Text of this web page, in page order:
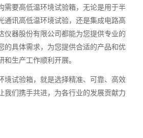
需要高低温环境试验箱，无论是用于半
通讯高低温环境试验，还是集成电路高
仪器股份有限公司都能为您提供专业的
的具体需求，为您提供合适的产品和优
生产工作顺利开展。
境试验箱，就是选择精准、可靠、高效
我们携手共进，为各行业的发展贡献力